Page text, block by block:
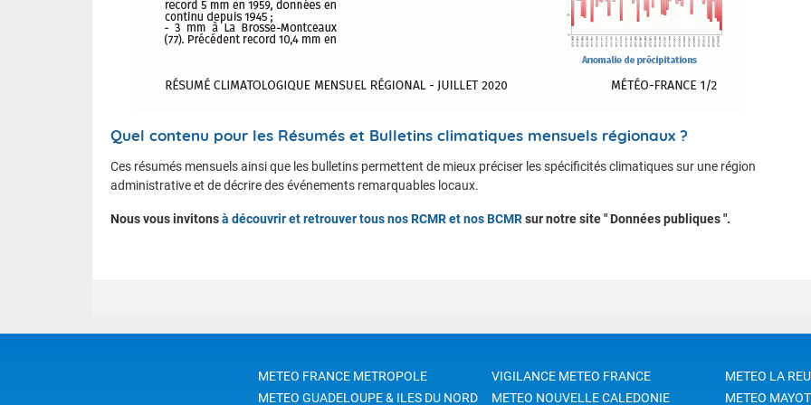
Quel contenu pour les Résumés et Bulletins climatiques mensuels régionaux ?
Ces résumés mensuels ainsi que les bulletins permettent de mieux préciser les spécificités climatiques sur une région
administrative et de décrire des événements remarquables locaux.
Nous vous invitonsà découvrir et retrouver tous nos RCMR et nos BCMRsur notre site " Données publiques ".
METEO FRANCE METROPOLE
METEO GUADELOUPE & ILES DU NORD
VIGILANCE METEO FRANCE
METEO NOUVELLE CALEDONIE
METEO LA
METEO